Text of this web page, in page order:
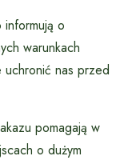
o
warunkach
nas przed
pomagają w
o dużym